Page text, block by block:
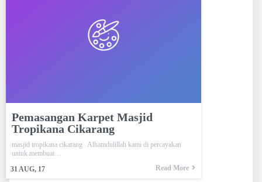
Pemasangan Karpet Masjid
Tropikana Cikarang
31 AUG, 17
masjid tropikana cikarang Alhamdulillah kami di percayakan
untuk membuat…
Read More